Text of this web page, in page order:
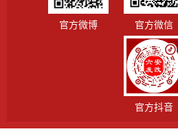
官方微博 官方微信
官方抖音